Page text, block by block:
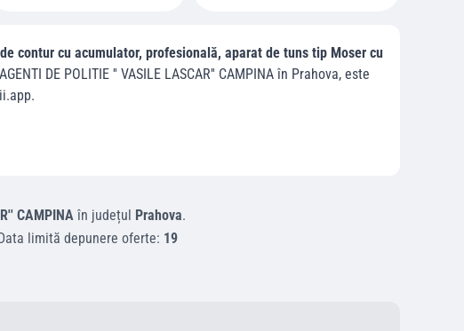
contur cu acumulator, profesională, aparat de tuns tip Moser cu
DE POLITIE '' VASILE LASCAR'' CAMPINA în Prahova, este
CAMPINAîn județul Prahova.
limită depunere oferte: 19